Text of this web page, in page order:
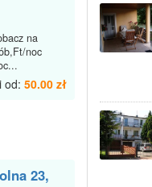
na
noc
od: 50.00 zł
23,